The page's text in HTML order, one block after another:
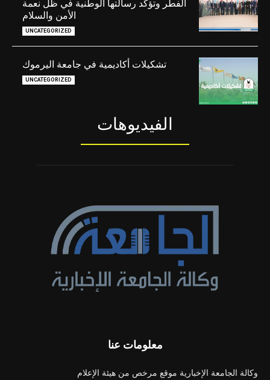
الأمن والسلام
UNCATEGORIZED
تشكيلات أكاديمية في جامعة اليرموك
UNCATEGORIZED
الفيديوهات
معلومات عنا
وكالة الجامعة الإخبارية موقع مرخص من هيئة الإعلام